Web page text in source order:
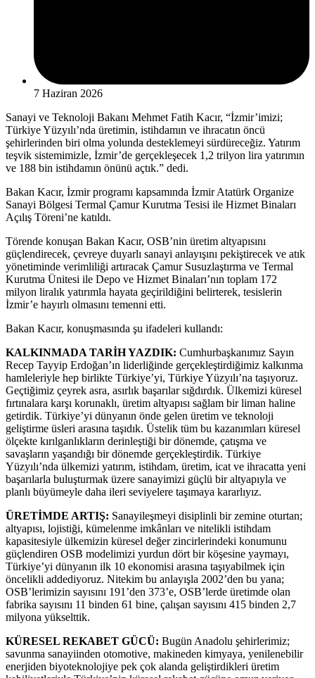
7 Haziran 2026
Sanayi ve Teknoloji Bakanı Mehmet Fatih Kacır, “İzmir’imizi;
Türkiye Yüzyılı’nda üretimin, istihdamın ve ihracatın öncü
şehirlerinden biri olma yolunda desteklemeyi sürdüreceğiz. Yatırım
teşvik sistemimizle, İzmir’de gerçekleşecek 1,2 trilyon lira yatırımın
ve 188 bin istihdamın önünü açtık.” dedi.
Bakan Kacır, İzmir programı kapsamında İzmir Atatürk Organize
Sanayi Bölgesi Termal Çamur Kurutma Tesisi ile Hizmet Binaları
Açılış Töreni’ne katıldı.
Törende konuşan Bakan Kacır, OSB’nin üretim altyapısını
güçlendirecek, çevreye duyarlı sanayi anlayışını pekiştirecek ve atık
yönetiminde verimliliği artıracak Çamur Susuzlaştırma ve Termal
Kurutma Ünitesi ile Depo ve Hizmet Binaları’nın toplam 172
milyon liralık yatırımla hayata geçirildiğini belirterek, tesislerin
İzmir’e hayırlı olmasını temenni etti.
Bakan Kacır, konuşmasında şu ifadeleri kullandı:
KALKINMADA TARİH YAZDIK: Cumhurbaşkanımız Sayın
Recep Tayyip Erdoğan’ın liderliğinde gerçekleştirdiğimiz kalkınma
hamleleriyle hep birlikte Türkiye’yi, Türkiye Yüzyılı’na taşıyoruz.
Geçtiğimiz çeyrek asra, asırlık başarılar sığdırdık. Ülkemizi küresel
fırtınalara karşı korunaklı, üretim altyapısı sağlam bir liman haline
getirdik. Türkiye’yi dünyanın önde gelen üretim ve teknoloji
geliştirme üsleri arasına taşıdık. Üstelik tüm bu kazanımları küresel
ölçekte kırılganlıkların derinleştiği bir dönemde, çatışma ve
savaşların yaşandığı bir dönemde gerçekleştirdik. Türkiye
Yüzyılı’nda ülkemizi yatırım, istihdam, üretim, icat ve ihracatta yeni
başarılarla buluşturmak üzere sanayimizi güçlü bir altyapıyla ve
planlı büyümeyle daha ileri seviyelere taşımaya kararlıyız.
ÜRETİMDE ARTIŞ: Sanayileşmeyi disiplinli bir zemine oturtan;
altyapısı, lojistiği, kümelenme imkânları ve nitelikli istihdam
kapasitesiyle ülkemizin küresel değer zincirlerindeki konumunu
güçlendiren OSB modelimizi yurdun dört bir köşesine yaymayı,
Türkiye’yi dünyanın ilk 10 ekonomisi arasına taşıyabilmek için
öncelikli addediyoruz. Nitekim bu anlayışla 2002’den bu yana;
OSB’lerimizin sayısını 191’den 373’e, OSB’lerde üretimde olan
fabrika sayısını 11 binden 61 bine, çalışan sayısını 415 binden 2,7
milyona yükselttik.
KÜRESEL REKABET GÜCÜ: Bugün Anadolu şehirlerimiz;
savunma sanayiinden otomotive, makineden kimyaya, yenilenebilir
enerjiden biyoteknolojiye pek çok alanda geliştirdikleri üretim